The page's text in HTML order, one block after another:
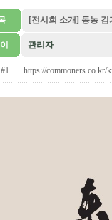
[전시회 소개] 동농
관리자
#1 https://commoners.co.kr/